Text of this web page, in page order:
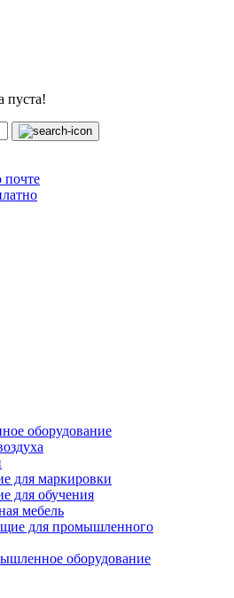
пуста!
почте
оборудование
для маркировки
для обучения
мебель
для промышленного
оборудование